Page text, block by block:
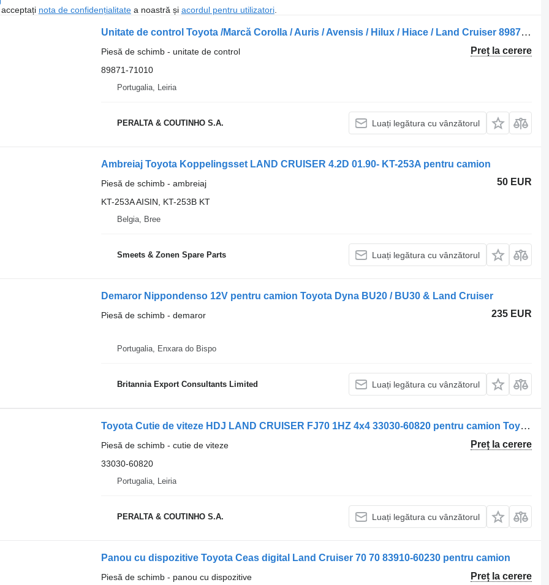
nota de confidențialitatea noastră și acordul pentru utilizatori.
Unitate de control Toyota /Marcă Corolla / Auris / Avensis / Hilux / Hiace / Land Cruiser 89871-71010 pentru camion
Preț la cerere
Piesă de schimb - unitate de control
89871-71010
Portugalia, Leiria
PERALTA & COUTINHO S.A. Luați legătura cu vânzătorul
Ambreiaj Toyota Koppelingsset LAND CRUISER 4.2D 01.90- KT-253A pentru camion
50 EUR
Piesă de schimb - ambreiaj
KT-253A AISIN, KT-253B KT
Belgia, Bree
Smeets & Zonen Spare Parts Luați legătura cu vânzătorul
Demaror Nippondenso 12V pentru camion Toyota Dyna BU20 / BU30 & Land Cruiser
235 EUR
Piesă de schimb - demaror
Portugalia, Enxara do Bispo
Britannia Export Consultants Limited Luați legătura cu vânzătorul
Toyota Cutie de viteze HDJ LAND CRUISER FJ70 1HZ 4x4 33030-60820 pentru camion Toyota
Preț la cerere
Piesă de schimb - cutie de viteze
33030-60820
Portugalia, Leiria
PERALTA & COUTINHO S.A. Luați legătura cu vânzătorul
Panou cu dispozitive Toyota Ceas digital Land Cruiser 70 70 83910-60230 pentru camion
Preț la cerere
Piesă de schimb - panou cu dispozitive